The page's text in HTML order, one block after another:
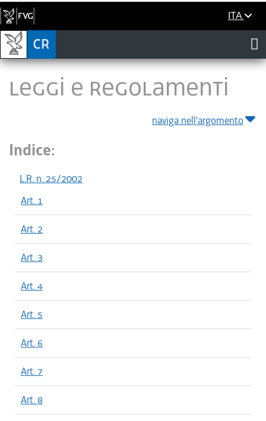
ITA
LEGGI E REGOLAMENTI
naviga nell'argomento
Indice:
L.R. n. 25/2002
Art. 1
Art. 2
Art. 3
Art. 4
Art. 5
Art. 6
Art. 7
Art. 8